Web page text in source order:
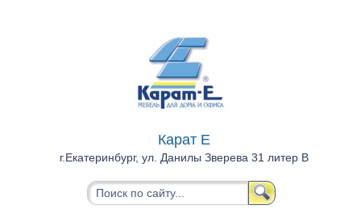
Карат Е
г.Екатеринбург, ул. Данилы Зверева 31 литер В